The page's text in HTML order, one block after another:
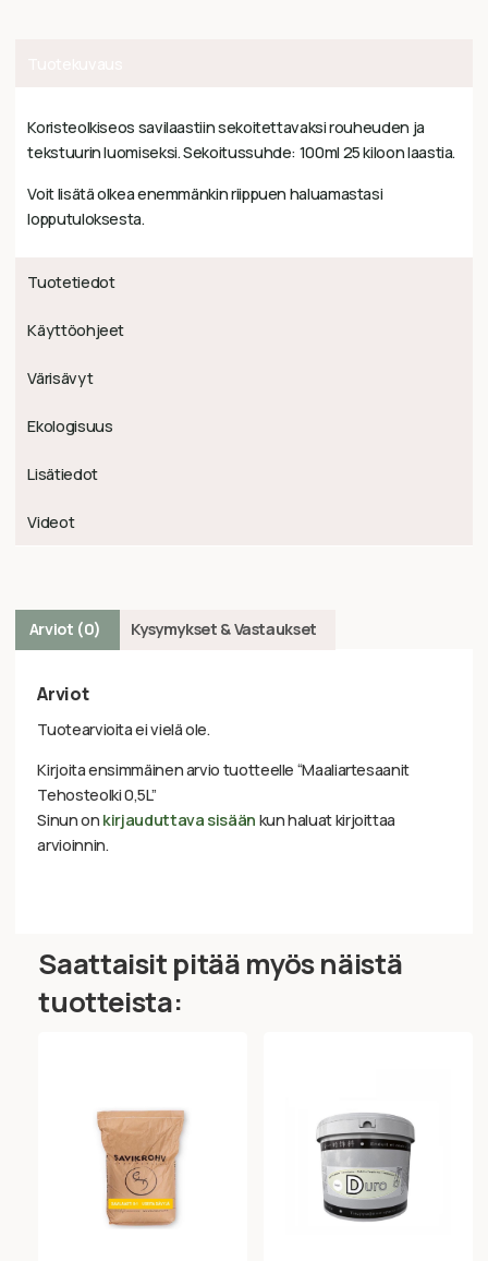
Koristeolkiseos savilaastiin sekoitettavaksi rouheuden ja
tekstuurin luomiseksi. Sekoitussuhde: 100ml 25 kiloon laastia.
Voit lisätä olkea enemmänkin riippuen haluamastasi
lopputuloksesta.
Tuotetiedot
Käyttöohjeet
Värisävyt
Ekologisuus
Lisätiedot
Videot
Arviot (0) Kysymykset & Vastaukset
Arviot
Tuotearvioita ei vielä ole.
Kirjoita ensimmäinen arvio tuotteelle “Maaliartesaanit
Tehosteolki 0,5L”
Sinun on kirjauduttava sisään kun haluat kirjoittaa
arvioinnin.
Saattaisit pitää myös näistä
tuotteista: